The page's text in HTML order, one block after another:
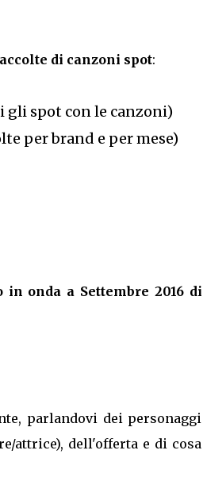
di canzoni spot:
spot con le canzoni)
per brand e per mese)
onda a Settembre 2016 di
parlandovi dei personaggi
attrice), dell'offerta e di cosa